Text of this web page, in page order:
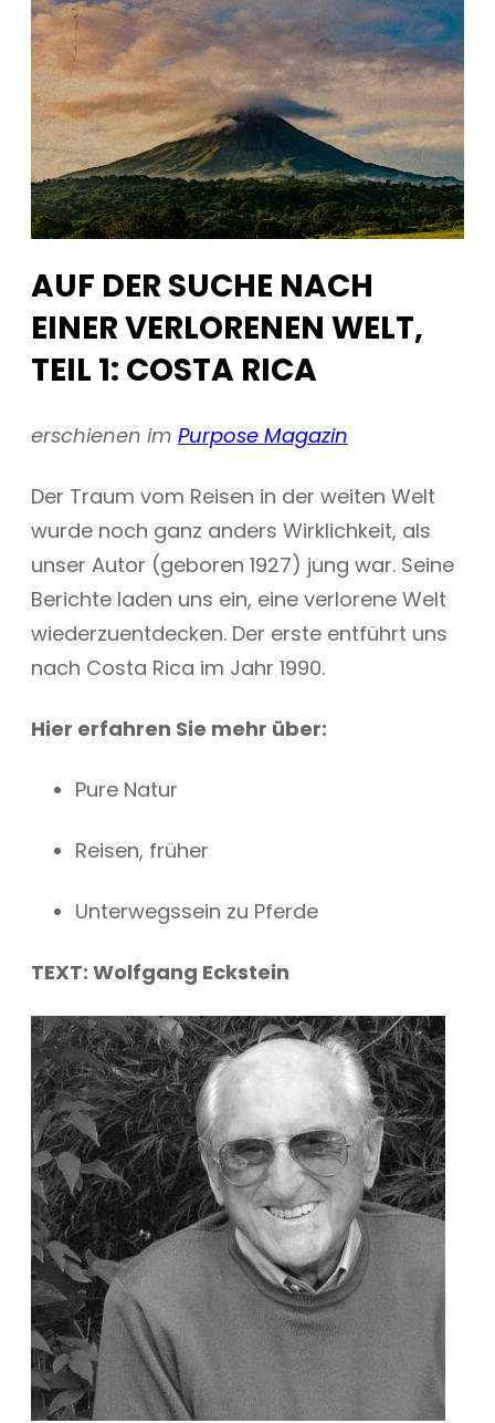
AUF DER SUCHE NACH
EINER VERLORENEN WELT,
TEIL 1: COSTA RICA
erschienen im Purpose Magazin
Der Traum vom Reisen in der weiten Welt
wurde noch ganz anders Wirklichkeit, als
unser Autor (geboren 1927) jung war. Seine
Berichte laden uns ein, eine verlorene Welt
wiederzuentdecken. Der erste entführt uns
nach Costa Rica im Jahr 1990.
Hier erfahren Sie mehr über:
Pure Natur
Reisen, früher
Unterwegssein zu Pferde
TEXT: Wolfgang Eckstein